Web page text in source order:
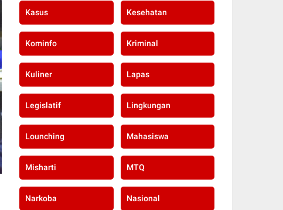
Kasus Kesehatan
Kominfo Kriminal
Kuliner Lapas
Legislatif Lingkungan
Lounching Mahasiswa
Misharti MTQ
Narkoba Nasional